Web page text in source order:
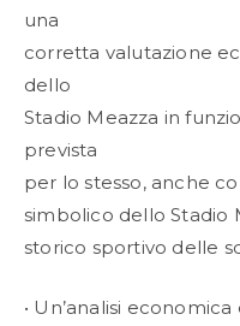
una
corretta valutazione
dello
Stadio Meazza in
prevista
per lo stesso, anche
simbolico dello Stadio
storico sportivo delle
• Un’analisi